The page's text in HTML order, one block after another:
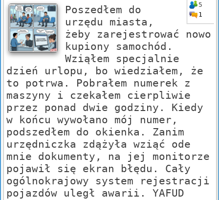
5
1
Poszedłem do
urzędu miasta,
żeby zarejestrować nowo
kupiony samochód.
Wziąłem specjalnie
dzień urlopu, bo wiedziałem, że
to potrwa. Pobrałem numerek z
maszyny i czekałem cierpliwie
przez ponad dwie godziny. Kiedy
w końcu wywołano mój numer,
podszedłem do okienka. Zanim
urzędniczka zdążyła wziąć ode
mnie dokumenty, na jej monitorze
pojawił się ekran błędu. Cały
ogólnokrajowy system rejestracji
pojazdów uległ awarii. YAFUD